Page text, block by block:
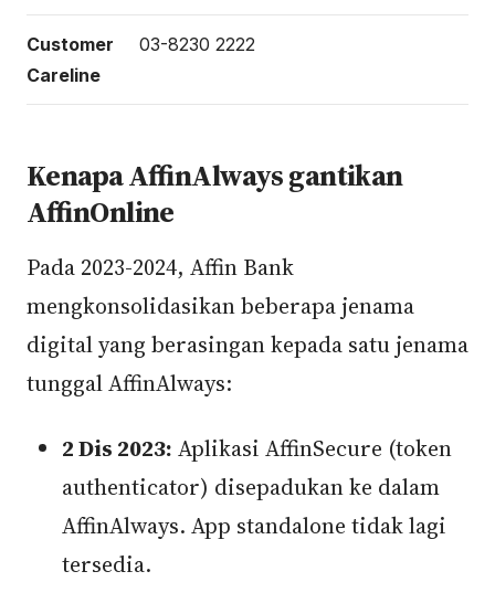
Customer
Careline
03-8230 2222
Kenapa AffinAlways gantikan
AffinOnline
Pada 2023-2024, Affin Bank
mengkonsolidasikan beberapa jenama
digital yang berasingan kepada satu jenama
tunggal AffinAlways:
2 Dis 2023: Aplikasi AffinSecure (token
authenticator) disepadukan ke dalam
AffinAlways. App standalone tidak lagi
tersedia.